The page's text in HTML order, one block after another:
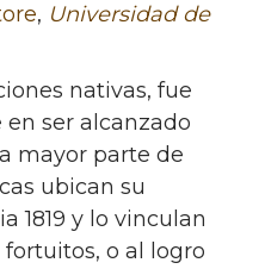
, Universidad de
nativas, fue
ser alcanzado
mayor parte de
ubican su
1819 y lo vinculan
fortuitos, o al logro